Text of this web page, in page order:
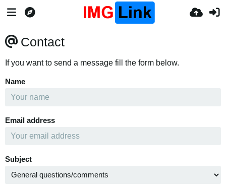
Contact
If you want to send a message fill the form below.
Name
Email address
Subject